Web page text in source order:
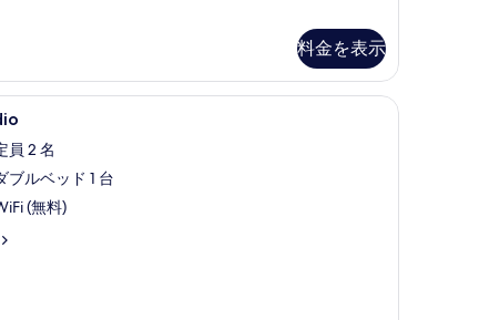
料金を表示
、ノートパソコン用作業スペース、アイロン / アイロン台
低刺激性寝具、デスク、ノートパソコン用
員 2 名
ブルベッド 1 台
(無料)